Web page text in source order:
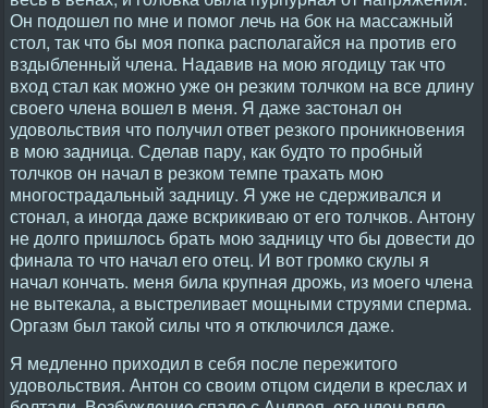
Он подошел по мне и помог лечь на бок на массажный
стол, так что бы моя попка располагайся на против его
вздыбленный члена. Надавив на мою ягодицу так что
вход стал как можно уже он резким толчком на все длину
своего члена вошел в меня. Я даже застонал он
удовольствия что получил ответ резкого проникновения
в мою задница. Сделав пару, как будто то пробный
толчков он начал в резком темпе трахать мою
многострадальный задницу. Я уже не сдерживался и
стонал, а иногда даже вскрикиваю от его толчков. Антону
не долго пришлось брать мою задницу что бы довести до
финала то что начал его отец. И вот громко скулы я
начал кончать. меня била крупная дрожь, из моего члена
не вытекала, а выстреливает мощными струями сперма.
Оргазм был такой силы что я отключился даже.
Я медленно приходил в себя после пережитого
удовольствия. Антон со своим отцом сидели в креслах и